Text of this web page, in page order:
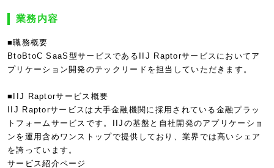
業務内容
■職務概要
BtoBtoC SaaS型サービスであるIIJ Raptorサービスにおいてア
プリケーション開発のテックリードを担当していただきます。
■IIJ Raptorサービス概要
IIJ Raptorサービスは大手金融機関に採用されている金融プラッ
トフォームサービスです。IIJの基盤と自社開発のアプリケーショ
ンを運用含めワンストップで提供しており、業界では高いシェア
を誇っています。
サービス紹介ページ